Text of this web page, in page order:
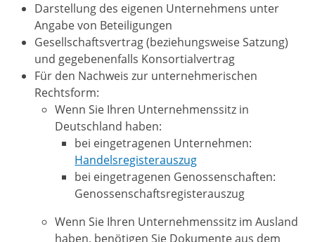
Darstellung des eigenen Unternehmens unter
Angabe von Beteiligungen
Gesellschaftsvertrag (beziehungsweise Satzung)
und gegebenenfalls Konsortialvertrag
Für den Nachweis zur unternehmerischen
Rechtsform:
Wenn Sie Ihren Unternehmenssitz in
Deutschland haben:
bei eingetragenen Unternehmen:
Handelsregisterauszug
bei eingetragenen Genossenschaften:
Genossenschaftsregisterauszug
Wenn Sie Ihren Unternehmenssitz im Ausland
haben, benötigen Sie Dokumente aus dem